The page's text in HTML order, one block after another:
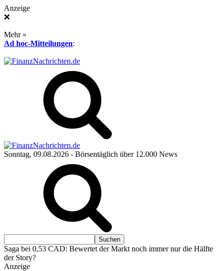
Anzeige
❌
Mehr »
Ad hoc-Mitteilungen:
Sonntag, 09.08.2026 - Börsentäglich über 12.000 News
Saga bei 0,53 CAD: Bewertet der Markt noch immer nur die Hälfte
der Story?
Anzeige